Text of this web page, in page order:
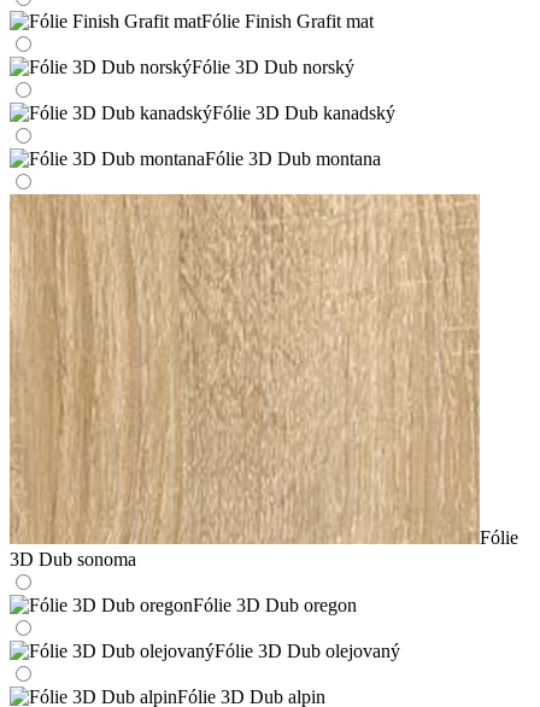
Fólie Finish Grafit mat
Fólie 3D Dub norský
Fólie 3D Dub kanadský
Fólie 3D Dub montana
Fólie
3D Dub sonoma
Fólie 3D Dub oregon
Fólie 3D Dub olejovaný
Fólie 3D Dub alpin